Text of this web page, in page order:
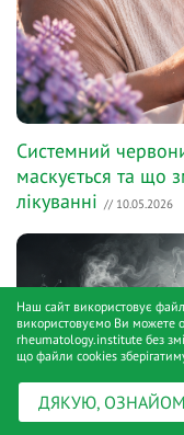
Системний
маскується та що
лікуванні // 10.05.2026
Наш сайт використовує
використовуємо Ви можете
rheumatology.institute без
що файли cookies
ДЯКУЮ,